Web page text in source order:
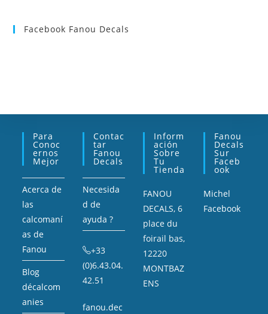
Facebook Fanou Decals
Para
Conoc
Ernos
Mejor
Acerca de
las
calcomaní
as de
Fanou
Blog
décalcom
anies
Contac
Tar
Fanou
Decals
Necesida
d de
ayuda ?
+33
(0)6.43.04.
42.51
fanou.dec
Inform
Ación
Sobre
Tu
Tienda
FANOU
DECALS, 6
place du
foirail bas,
12220
MONTBAZ
ENS
Fanou
Decals
Sur
Faceb
Ook
Michel
Facebook